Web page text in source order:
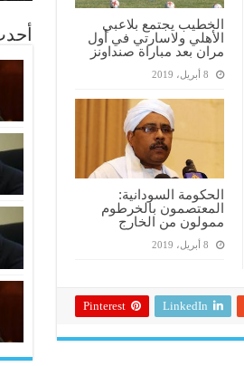
الخطيب يجتمع بلاعبي
الأهلي ولاسارتي في أول
مران بعد مباراة صنداونز
8 أبريل، 2019
الحكومة السودانية:
المعتصمون بالخرطوم
ممولون من الخارج
8 أبريل، 2019
LinkedIn
Pinterest